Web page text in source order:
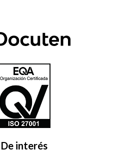
De interés